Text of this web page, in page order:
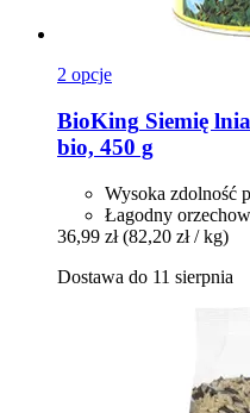
2 opcje
BioKing Siemię
bio, 450 g
Wysoka zdolność
Łagodny
36,99 zł (82,20 zł / kg)
Dostawa do 11 sierpnia